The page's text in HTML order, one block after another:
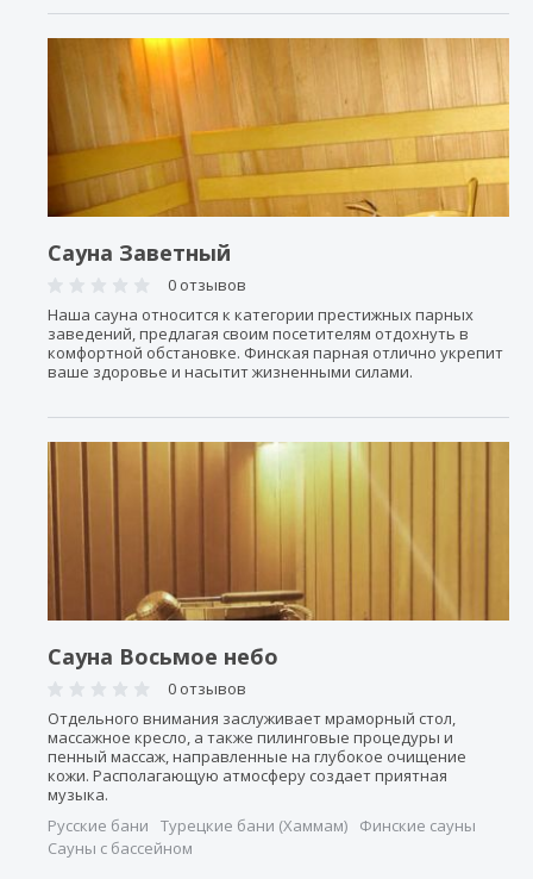
Сауна Заветный
0 отзывов
Наша сауна относится к категории престижных парных
заведений, предлагая своим посетителям отдохнуть в
комфортной обстановке. Финская парная отлично укрепит
ваше здоровье и насытит жизненными силами.
Сауна Восьмое небо
0 отзывов
Отдельного внимания заслуживает мраморный стол,
массажное кресло, а также пилинговые процедуры и
пенный массаж, направленные на глубокое очищение
кожи. Располагающую атмосферу создает приятная
музыка.
Русские бани
Турецкие бани (Хаммам)
Финские сауны
Сауны с бассейном